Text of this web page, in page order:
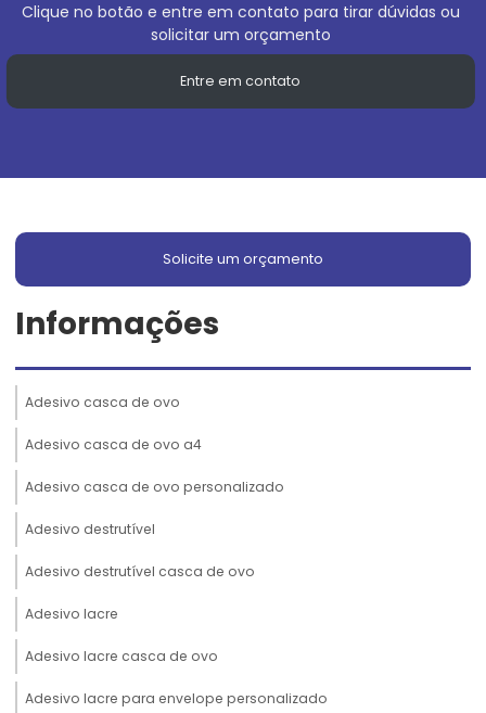
Clique no botão e entre em contato para tirar dúvidas ou
solicitar um orçamento
Entre em contato
Solicite um orçamento
Informações
Adesivo casca de ovo
Adesivo casca de ovo a4
Adesivo casca de ovo personalizado
Adesivo destrutível
Adesivo destrutível casca de ovo
Adesivo lacre
Adesivo lacre casca de ovo
Adesivo lacre para envelope personalizado